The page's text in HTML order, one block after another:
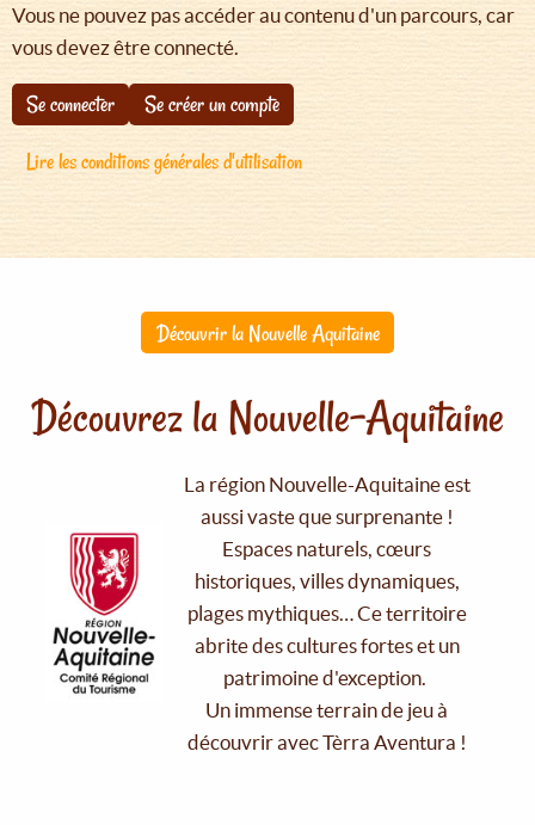
Vous ne pouvez pas accéder au contenu d'un parcours, car
vous devez être connecté.
Se connecter
Se créer un compte
Lire les conditions générales d'utilisation
Découvrir la Nouvelle Aquitaine
Découvrez la Nouvelle-Aquitaine
La région Nouvelle-Aquitaine est
aussi vaste que surprenante !
Espaces naturels, cœurs
historiques, villes dynamiques,
plages mythiques… Ce territoire
abrite des cultures fortes et un
patrimoine d'exception.
Un immense terrain de jeu à
découvrir avec Tèrra Aventura !